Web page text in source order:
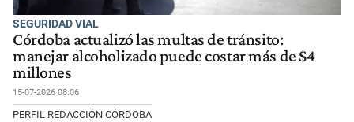
SEGURIDAD VIAL
Córdoba actualizó las multas de tránsito:
manejar alcoholizado puede costar más de $4
millones
15-07-2026 08:06
PERFIL REDACCIÓN CÓRDOBA